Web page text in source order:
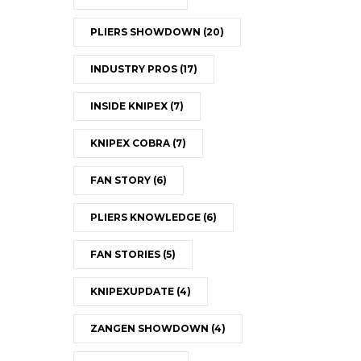
PLIERS SHOWDOWN (20)
INDUSTRY PROS (17)
INSIDE KNIPEX (7)
KNIPEX COBRA (7)
FAN STORY (6)
PLIERS KNOWLEDGE (6)
FAN STORIES (5)
KNIPEXUPDATE (4)
ZANGEN SHOWDOWN (4)